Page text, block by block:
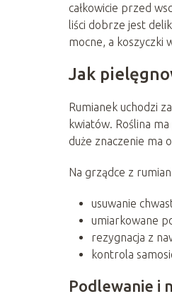
całkowicie przed
liści dobrze jest
mocne, a koszyczki
Jak
Rumianek uchodzi
kwiatów. Roślina
duże znaczenie ma
Na grządce z
usuwanie
umiarkowane
rezygnacja z
kontrola
Podlewanie i